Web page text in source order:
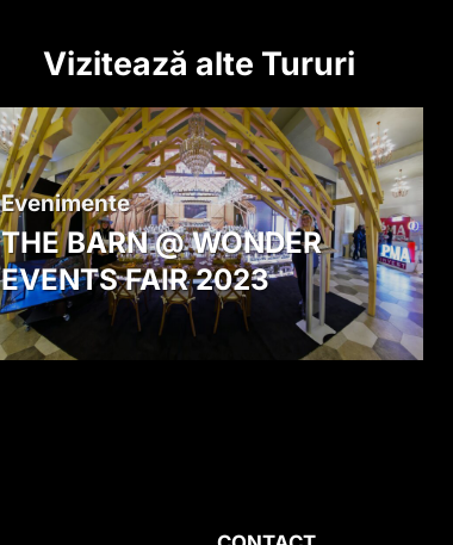
Vizitează alte Tururi
Evenimente
THE BARN @ WONDER
EVENTS FAIR 2023